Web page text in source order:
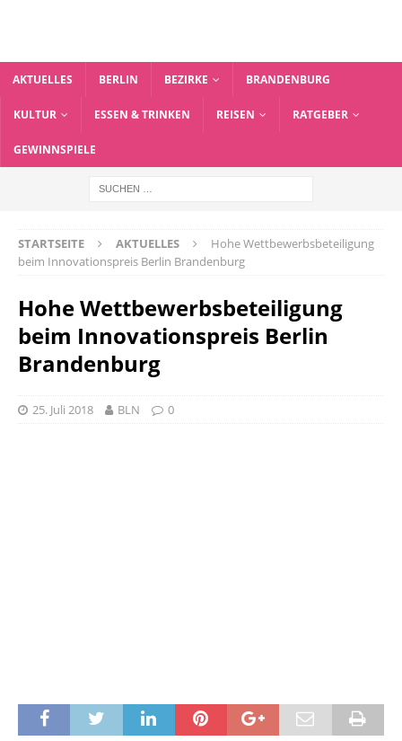
AKTUELLES BERLIN BEZIRKE BRANDENBURG
KULTUR ESSEN & TRINKEN REISEN RATGEBER
GEWINNSPIELE
STARTSEITE AKTUELLES
Hohe Wettbewerbsbeteiligung
beim Innovationspreis Berlin Brandenburg
Hohe Wettbewerbsbeteiligung
beim Innovationspreis Berlin
Brandenburg
25. Juli 2018 BLN 0